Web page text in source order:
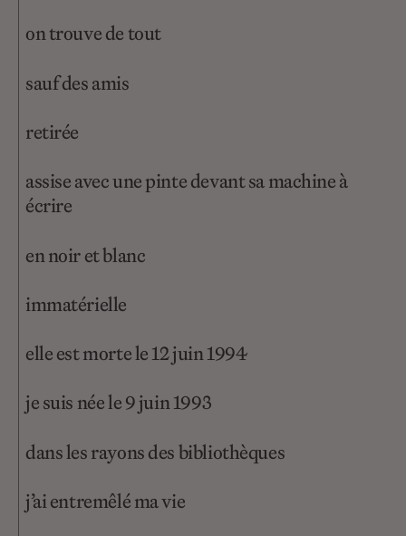
on trouve de tout
sauf des amis
retirée
assise avec une pinte devant sa machine à
écrire
en noir et blanc
immatérielle
elle est morte le 12 juin 1994
je suis née le 9 juin 1993
dans les rayons des bibliothèques
j’ai entremêlé ma vie